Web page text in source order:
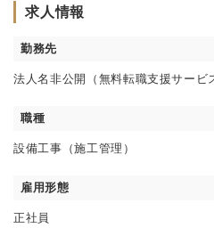
求人情報
勤務先
法人名非公開（無料転職支援サービ
職種
設備工事（施工管理）
雇用形態
正社員